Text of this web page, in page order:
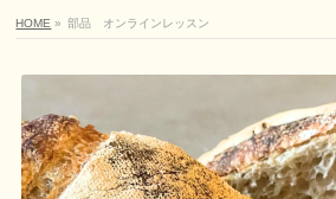
HOME » 部品 オンラインレッスン